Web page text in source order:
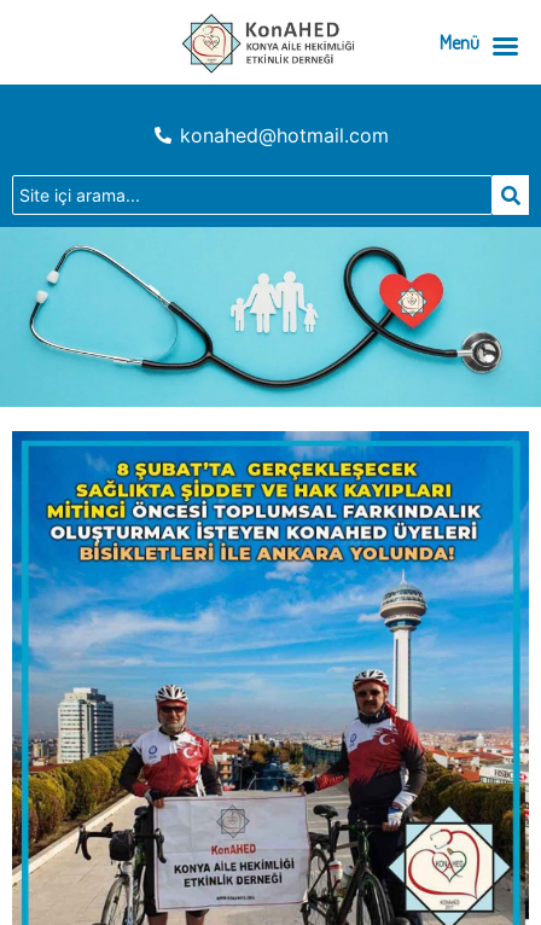
konahed@hotmail.com
Menü